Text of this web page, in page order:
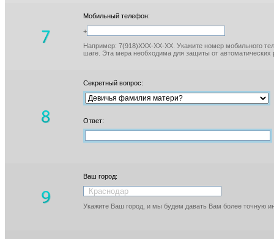
Мобильный телефон:
+
Например: 7(918)XXX-XX-XX. Укажите номер мобильного
шаге. Эта мера необходима для защиты от автоматических
Секретный вопрос:
Ответ:
Ваш город:
Укажите Ваш город, и мы будем давать Вам более точную